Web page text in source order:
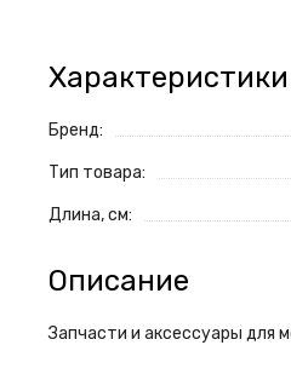
Характеристики
Бренд:
Тип товара:
Длина, см:
Описание
Запчасти и аксессуары для